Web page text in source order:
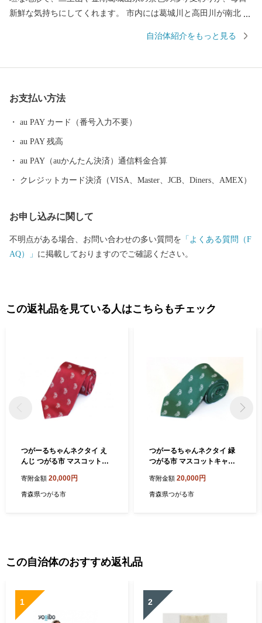
新鮮な気持ちにしてくれます。 市内には葛城川と高田川が南北に
にわたり、見事な桜のトンネルが続きます。夜になってもライト
橋駅から「急行」で約30分 ・JR大和路線天王寺駅から「区間快
速」で約40分 ・大阪から、「西名阪自動車道」の法隆寺インター
約10分 ・奈良市から「国道24号」で約50分 ■寄付お申し込み後の
お問い合わせ ふるさと納税サポートセンター TEL：0570-015-482
E-mail: ask-fc@furusato-support.jp （平日10時～17時）祝祭日・特定
市 ワンストップ特例申請窓口 SNP 行
自治体紹介をもっと見る
お支払い方法
au PAY カード（番号入力不要）
au PAY 残高
au PAY（auかんたん決済）通信料金合算
クレジットカード決済（VISA、Master、JCB、Diners、AMEX）
お申し込みに関して
不明点がある場合、お問い合わせの多い質問を 「よくある質問（F
AQ）」 に掲載しておりますのでご確認ください。
この返礼品を見ている人はこちらもチェック
つがーるちゃんネクタイ え
んじ つがる市 マスコットキ
ズ [0404]
寄附金額 20,000円
青森県つがる市
つがーるちゃんネクタイ 緑
つがる市 マスコットキャラ
05]
寄附金額 20,000円
青森県つがる市
この自治体のおすすめ返礼品
1 2